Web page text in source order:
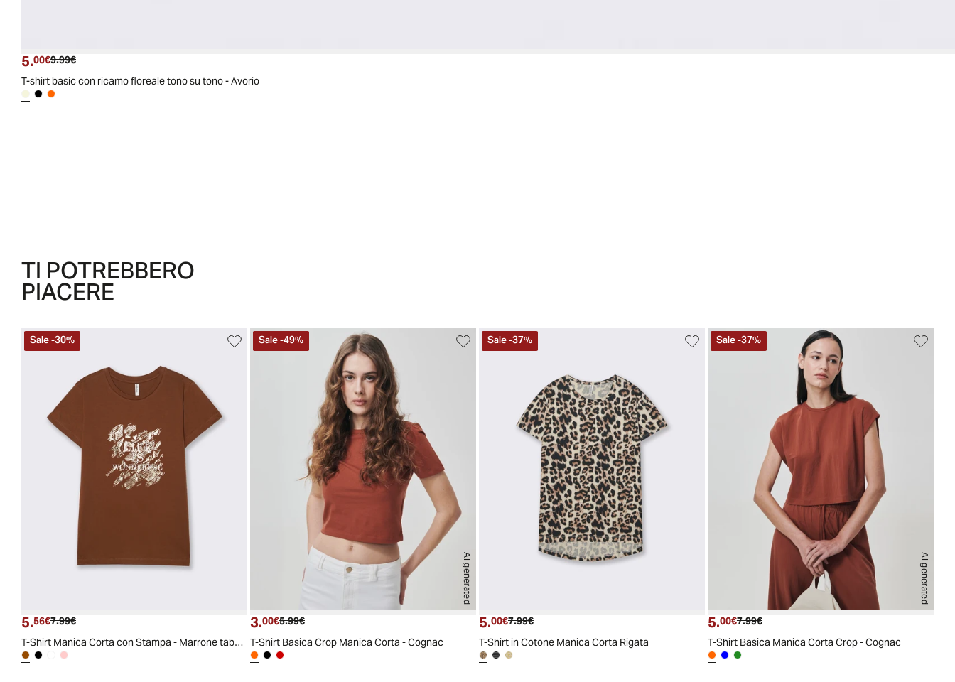
Prezzo attuale
5.00€ Prezzo originale
9.99€
T-shirt basic con ricamo floreale tono su tono - Avorio
TI POTREBBERO
PIACERE
Sale-30%
Prezzo attuale
5.56€ Prezzo originale
7.99€
T-Shirt Manica Corta con Stampa - Marrone tabacco
AI generated
Sale-49%
Prezzo attuale
3.00€ Prezzo originale
5.99€
T-Shirt Basica Crop Manica Corta - Cognac
Sale-37%
Prezzo attuale
5.00€ Prezzo originale
7.99€
T-Shirt in Cotone Manica Corta Rigata
AI generated
Sale-37%
Prezzo attuale
5.00€ Prezzo originale
7.99€
T-Shirt Basica Manica Corta Crop - Cognac